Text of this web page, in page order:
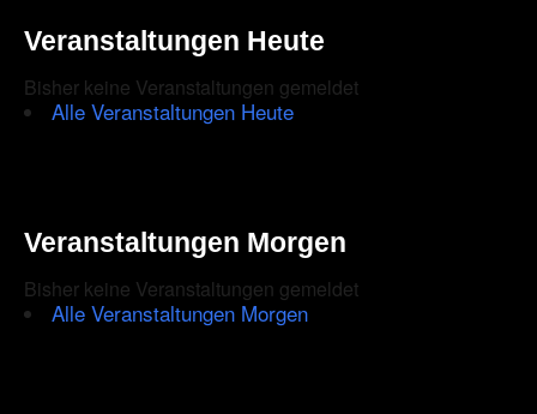
the
to
are
human.
Veranstaltungen Heute
Bisher keine Veranstaltungen gemeldet
Alle Veranstaltungen Heute
Veranstaltungen Morgen
Bisher keine Veranstaltungen gemeldet
Alle Veranstaltungen Morgen